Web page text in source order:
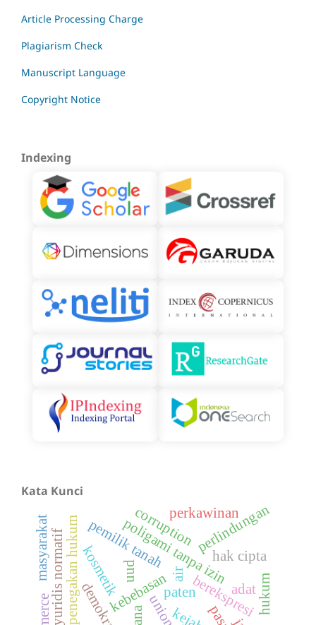
Article Processing Charge
Plagiarism Check
Manuscript Language
Copyright Notice
Indexing
Kata Kunci
kebebasan berekspresi
demokrasi
poligami tanpa izin
penegakan hukum perlindungan
paten
hak cipta
hukum
pemilik tanahcorruption
uud
perkawinan
adat
air
masyarakat kosmetik